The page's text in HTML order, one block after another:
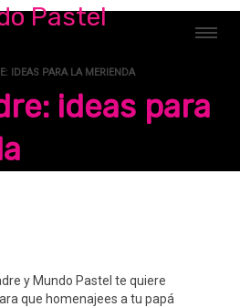
IDEAS PARA LA MERIENDA
ideas para
y Mundo Pastel te quiere
que homenajees a tu papá